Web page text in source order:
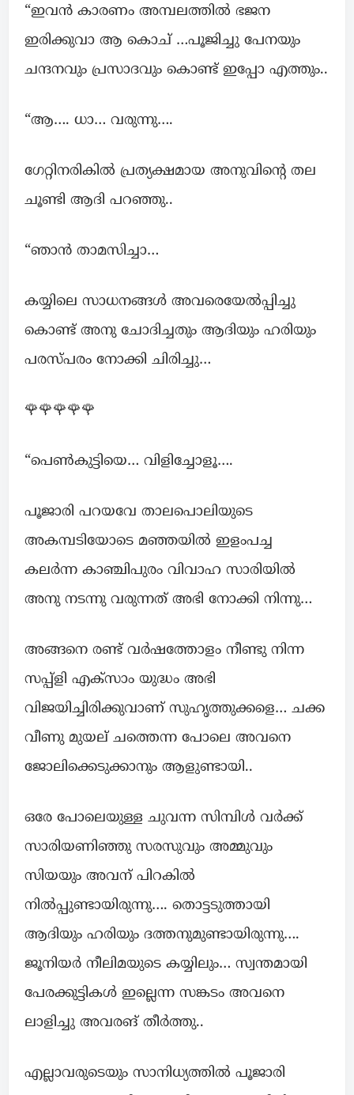
“ഇവൻ കാരണം അമ്പലത്തിൽ ഭജന
ഇരിക്കുവാ ആ കൊച് …പൂജിച്ചു പേനയും
ചന്ദനവും പ്രസാദവും കൊണ്ട് ഇപ്പോ എത്തും..
“ആ…. ധാ… വരുന്നു….
ഗേറ്റിനരികിൽ പ്രത്യക്ഷമായ അനുവിന്റെ തല
ചൂണ്ടി ആദി പറഞ്ഞു..
“ഞാൻ താമസിച്ചാ…
കയ്യിലെ സാധനങ്ങൾ അവരെയേൽപ്പിച്ചു
കൊണ്ട് അനു ചോദിച്ചതും ആദിയും ഹരിയും
പരസ്പരം നോക്കി ചിരിച്ചു…
🌹🌹🌹🌹🌹
“പെൺകുട്ടിയെ… വിളിച്ചോളൂ….
പൂജാരി പറയവേ താലപൊലിയുടെ
അകമ്പടിയോടെ മഞ്ഞയിൽ ഇളംപച്ച
കലർന്ന കാഞ്ചിപുരം വിവാഹ സാരിയിൽ
അനു നടന്നു വരുന്നത് അഭി നോക്കി നിന്നു…
അങ്ങനെ രണ്ട് വർഷത്തോളം നീണ്ടു നിന്ന
സപ്പ്ളി എക്സാം യുദ്ധം അഭി
വിജയിച്ചിരിക്കുവാണ് സുഹൃത്തുക്കളെ… ചക്ക
വീണു മുയല് ചത്തെന്ന പോലെ അവനെ
ജോലിക്കെടുക്കാനും ആളുണ്ടായി..
ഒരേ പോലെയുള്ള ചുവന്ന സിമ്പിൾ വർക്ക്‌
സാരിയണിഞ്ഞു സരസുവും അമ്മുവും
സിയയും അവന് പിറകിൽ
നിൽപ്പുണ്ടായിരുന്നു…. തൊട്ടടുത്തായി
ആദിയും ഹരിയും ദത്തനുമുണ്ടായിരുന്നു….
ജൂനിയർ നീലിമയുടെ കയ്യിലും… സ്വന്തമായി
പേരക്കുട്ടികൾ ഇല്ലെന്ന സങ്കടം അവനെ
ലാളിച്ചു അവരങ് തീർത്തു..
എല്ലാവരുടെയും സാനിധ്യത്തിൽ പൂജാരി